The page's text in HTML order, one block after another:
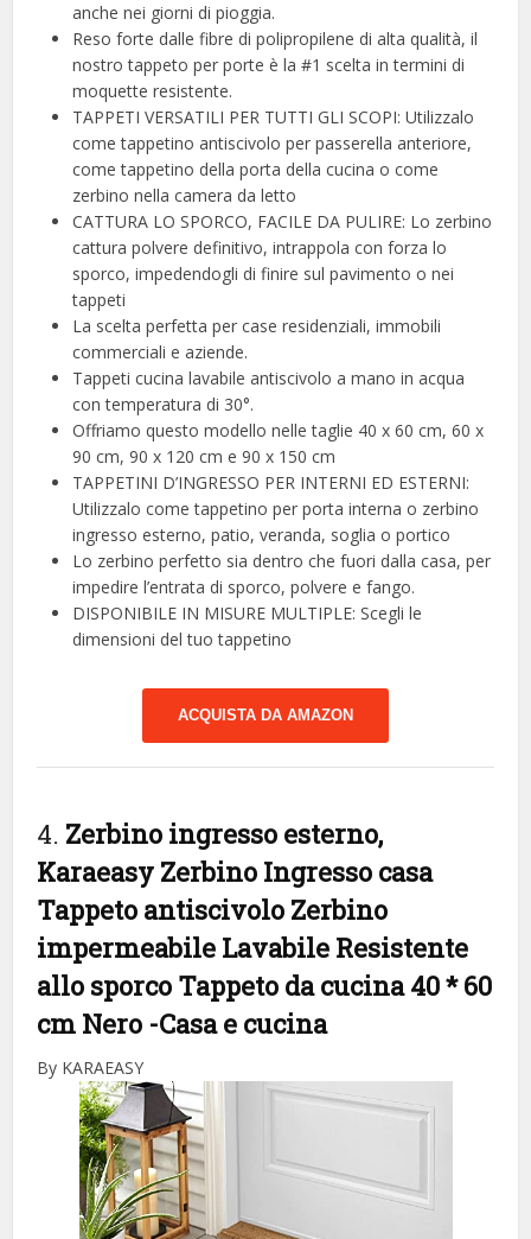
anche nei giorni di pioggia.
Reso forte dalle fibre di polipropilene di alta qualità, il
nostro tappeto per porte è la #1 scelta in termini di
moquette resistente.
TAPPETI VERSATILI PER TUTTI GLI SCOPI: Utilizzalo
come tappetino antiscivolo per passerella anteriore,
come tappetino della porta della cucina o come
zerbino nella camera da letto
CATTURA LO SPORCO, FACILE DA PULIRE: Lo zerbino
cattura polvere definitivo, intrappola con forza lo
sporco, impedendogli di finire sul pavimento o nei
tappeti
La scelta perfetta per case residenziali, immobili
commerciali e aziende.
Tappeti cucina lavabile antiscivolo a mano in acqua
con temperatura di 30°.
Offriamo questo modello nelle taglie 40 x 60 cm, 60 x
90 cm, 90 x 120 cm e 90 x 150 cm
TAPPETINI D’INGRESSO PER INTERNI ED ESTERNI:
Utilizzalo come tappetino per porta interna o zerbino
ingresso esterno, patio, veranda, soglia o portico
Lo zerbino perfetto sia dentro che fuori dalla casa, per
impedire l’entrata di sporco, polvere e fango.
DISPONIBILE IN MISURE MULTIPLE: Scegli le
dimensioni del tuo tappetino
ACQUISTA DA AMAZON
4. Zerbino ingresso esterno,
Karaeasy Zerbino Ingresso casa
Tappeto antiscivolo Zerbino
impermeabile Lavabile Resistente
allo sporco Tappeto da cucina 40 * 60
cm Nero -Casa e cucina
By KARAEASY